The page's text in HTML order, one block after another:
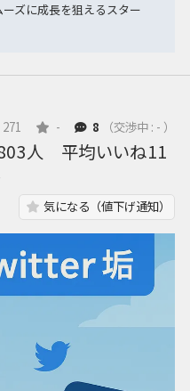
ズに成長を狙えるスター
271 - 8 （交渉中 : - ）
人 平均いいね11
気になる（値下げ通知）